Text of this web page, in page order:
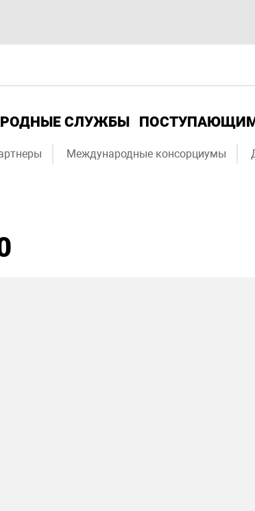
СЛУЖБЫ
Международные консорциумы